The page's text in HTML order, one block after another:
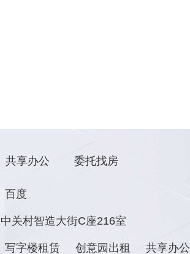
共享办公 委托找房
百度
关村智造大街C座216室
写字楼租赁 创意园出租 共享办公